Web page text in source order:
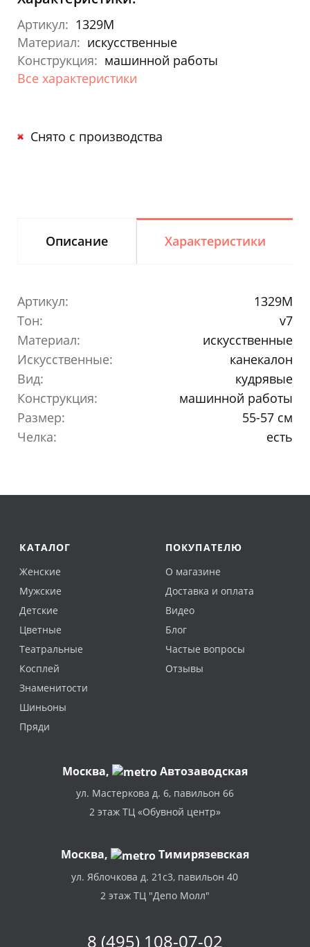
Артикул: 1329M
Материал: искусственные
Конструкция: машинной работы
Все характеристики
Снято с производства
Описание Характеристики
Артикул:
1329M
Тон:
v7
Материал:
искусственные
Искусственные:
канекалон
Вид:
кудрявые
Конструкция:
машинной работы
Размер:
55-57 см
Челка:
есть
КАТАЛОГ
Женские
Мужские
Детские
Цветные
Театральные
Косплей
Знаменитости
Шиньоны
Пряди
ПОКУПАТЕЛЮ
О магазине
Доставка и оплата
Видео
Блог
Частые вопросы
Отзывы
Москва, Автозаводская
ул. Мастеркова д. 6, павильон 66
2 этаж ТЦ «Обувной центр»
Москва, Тимирязевская
ул. Яблочкова д. 21с3, павильон 40
2 этаж ТЦ "Депо Молл"
8 (495) 108-07-02